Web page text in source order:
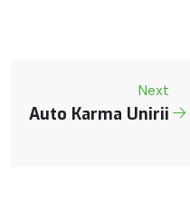
Next
Auto Karma Unirii